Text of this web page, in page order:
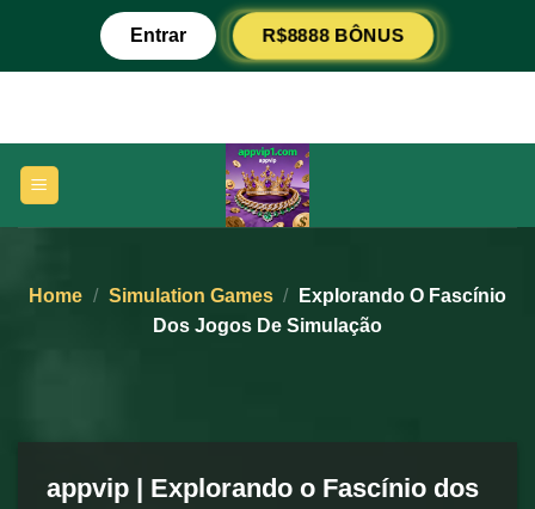
content
Entrar R$8888 BÔNUS
Home / Simulation Games /
Explorando O Fascínio
Dos Jogos De Simulação
appvip | Explorando o Fascínio dos